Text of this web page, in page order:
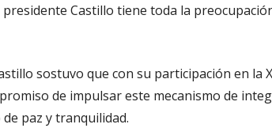
Castillo tiene toda la
sostuvo que con su participación en la
de impulsar este mecanismo de
paz y tranquilidad.